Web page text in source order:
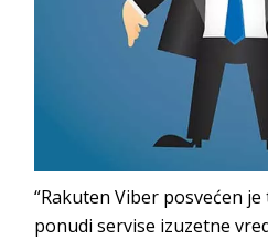
“Rakuten Viber posvećen
ponudi servise izuzetne